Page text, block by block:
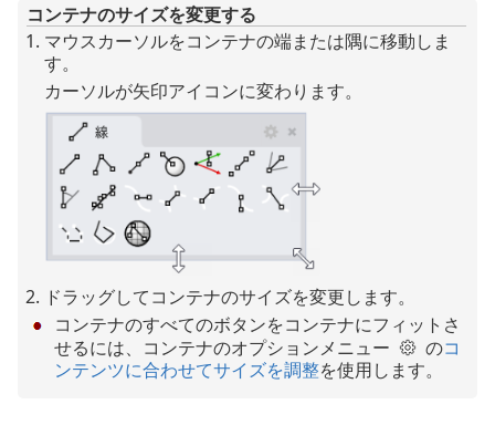
コンテナのサイズを変更する
マウスカーソルをコンテナの端または隅に移動しま
す。
カーソルが矢印アイコンに変わります。
ドラッグしてコンテナのサイズを変更します。
コンテナのすべてのボタンをコンテナにフィットさ
せるには、コンテナのオプションメニュー
のコ
ンテンツに合わせてサイズを調整を使用します。